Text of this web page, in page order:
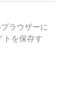
ラウザーに
トを保存す